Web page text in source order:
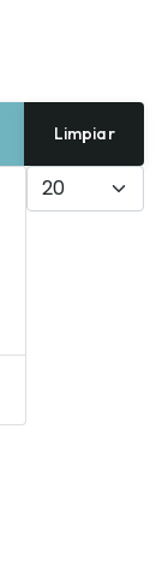
Limpiar
Cantidad